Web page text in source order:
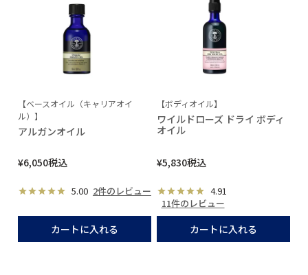
【ベースオイル（キャリアオイ
ル）】
アルガンオイル
¥6,050税込
5.00 2件のレビュー
カートに入れる
【ボディオイル】
ワイルドローズ ドライ ボディ
オイル
¥5,830税込
4.91
11件のレビュー
カートに入れる